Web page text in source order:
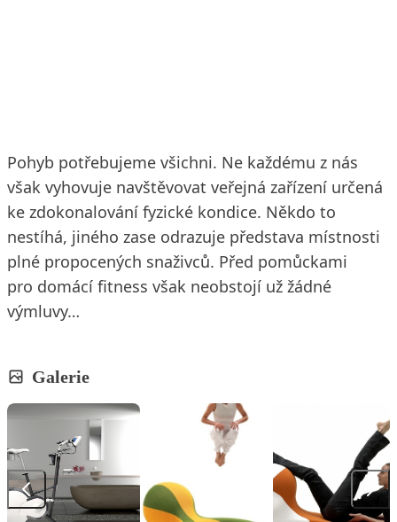
Pohyb potřebujeme všichni. Ne každému z nás
však vyhovuje navštěvovat veřejná zařízení určená
ke zdokonalování fyzické kondice. Někdo to
nestíhá, jiného zase odrazuje představa místnosti
plné propocených snaživců. Před pomůckami
pro domácí fitness však neobstojí už žádné
výmluvy…
Galerie